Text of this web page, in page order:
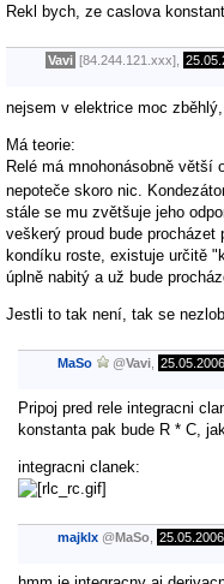
Rekl bych, ze caslova
Vavi [84.244.121.xxx],
nejsem v elektrice moc
Má teorie:
Relé má mnohonásobně větší
nepoteče skoro nic.
stále se mu zvětšuje jeho
veškerý proud bude
kondíku roste, existuje určitě
úplně nabitý a už bude
Jestli to tak není, tak se
MaSo @Vavi 25.05.2006
Pripoj pred rele integracni
konstanta pak bude R * C,
integracni clanek:
majklx @MaSo 25.05.2006